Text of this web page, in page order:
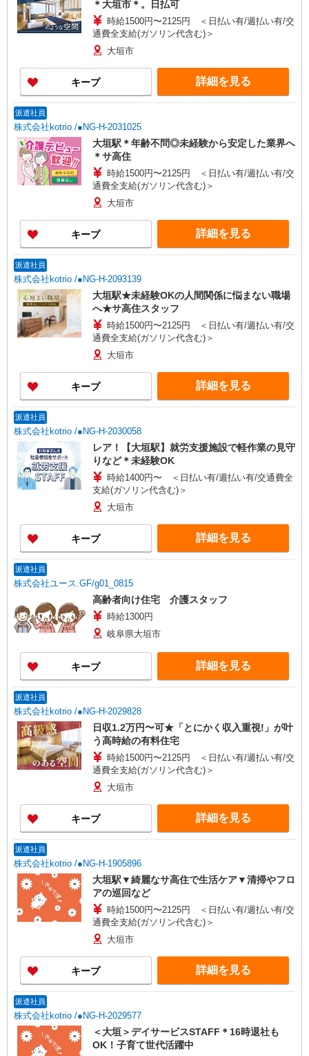
＊大垣市＊。日払可
時給1500円〜2125円 ＜日払い有/週払い有/交
通費全支給(ガソリン代含む)＞
大垣市
キープ 詳細を見る
派遣社員
株式会社kotrio /●NG-H-2031025
大垣駅＊年齢不問◎未経験から安定した業界へ
＊サ高住
時給1500円〜2125円 ＜日払い有/週払い有/交
通費全支給(ガソリン代含む)＞
大垣市
キープ 詳細を見る
派遣社員
株式会社kotrio /●NG-H-2093139
大垣駅★未経験OKの人間関係に悩まない職場
へ★サ高住スタッフ
時給1500円〜2125円 ＜日払い有/週払い有/交
通費全支給(ガソリン代含む)＞
大垣市
キープ 詳細を見る
派遣社員
株式会社kotrio /●NG-H-2030058
レア！【大垣駅】就労支援施設で軽作業の見守
りなど＊未経験OK
時給1400円〜 ＜日払い有/週払い有/交通費全
支給(ガソリン代含む)＞
大垣市
キープ 詳細を見る
派遣社員
株式会社ユース.GF/g01_0815
高齢者向け住宅 介護スタッフ
時給1300円
岐阜県大垣市
キープ 詳細を見る
派遣社員
株式会社kotrio /●NG-H-2029828
日収1.2万円〜可★「とにかく収入重視!」が叶
う高時給の有料住宅
時給1500円〜2125円 ＜日払い有/週払い有/交
通費全支給(ガソリン代含む)＞
大垣市
キープ 詳細を見る
派遣社員
株式会社kotrio /●NG-H-1905896
大垣駅▼綺麗なサ高住で生活ケア▼清掃やフロ
アの巡回など
時給1500円〜2125円 ＜日払い有/週払い有/交
通費全支給(ガソリン代含む)＞
大垣市
キープ 詳細を見る
派遣社員
株式会社kotrio /●NG-H-2029577
＜大垣＞デイサービスSTAFF＊16時退社も
OK！子育て世代活躍中